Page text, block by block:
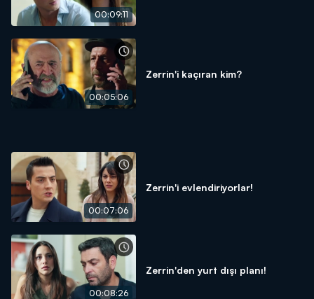
00:09:11
00:05:06
Zerrin'i kaçıran kim?
00:07:06
Zerrin'i evlendiriyorlar!
00:08:26
Zerrin'den yurt dışı planı!